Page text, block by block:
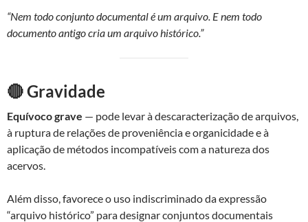
“Nem todo conjunto documental é um arquivo. E nem todo
documento antigo cria um arquivo histórico.”
🔴 Gravidade
Equívoco grave — pode levar à descaracterização de arquivos,
à ruptura de relações de proveniência e organicidade e à
aplicação de métodos incompatíveis com a natureza dos
acervos.
Além disso, favorece o uso indiscriminado da expressão
“arquivo histórico” para designar conjuntos documentais